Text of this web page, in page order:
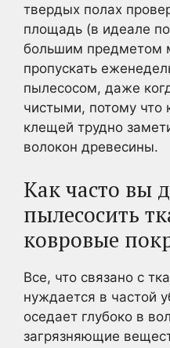
твердых полах
площадь (в идеале
большим предметом
пропускать
пылесосом, даже
чистыми, потому
клещей трудно
волокон древесины.
Как часто вы
пылесосить
ковровые
Все, что связано с
нуждается в частой
оседает глубоко в
загрязняющие